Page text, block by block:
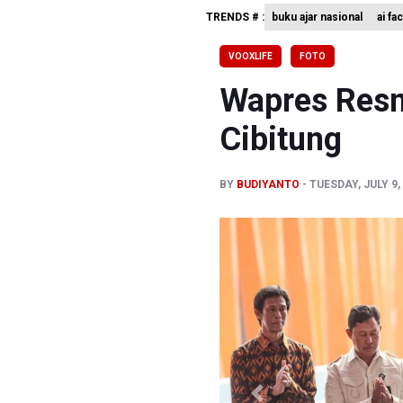
KPK
TRENDS # : buku ajar nasional ai
VOOXLIFE FOTO
Wapres
Cibitung
BY BUDIYANTO TUESDAY, JULY